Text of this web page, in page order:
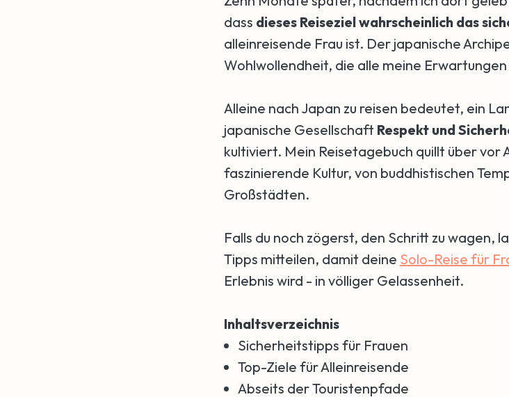
dass dieses Reiseziel wahrscheinlich das
alleinreisende Frau ist. Der japanische
Wohlwollendheit, die alle meine
Alleine nach Japan zu reisen bedeutet, ein
japanische Gesellschaft Respekt und
kultiviert. Mein Reisetagebuch quillt über vor
faszinierende Kultur, von buddhistischen
Großstädten.
Falls du noch zögerst, den Schritt zu wagen,
Tipps mitteilen, damit deine Solo-Reise für
Erlebnis wird - in völliger Gelassenheit.
Inhaltsverzeichnis
Sicherheitstipps für Frauen
Top-Ziele für Alleinreisende
Abseits der Touristenpfade